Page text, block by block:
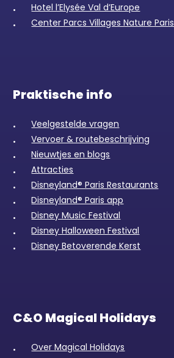
Hotel l’Elysée Val d’Europe
Center Parcs Villages Nature Paris
Praktische info
Veelgestelde vragen
Vervoer & routebeschrijving
Nieuwtjes en blogs
Attracties
Disneyland® Paris Restaurants
Disneyland® Paris app
Disney Music Festival
Disney Halloween Festival
Disney Betoverende Kerst
C&O Magical Holidays
Over Magical Holidays